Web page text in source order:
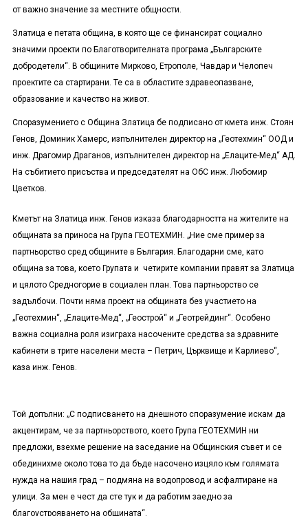
от важно значение за местните общности.
Златица е петата община, в която ще се финансират социално
значими проекти по Благотворителната програма „Българските
добродетели“. В общините Мирково, Етрополе, Чавдар и Челопеч
проектите са стартирани. Те са в областите здравеопазване,
образование и качество на живот.
Споразумението с Община Златица бе подписано от кмета инж. Стоян
Генов, Доминик Хамерс, изпълнителен директор на „Геотехмин“ ООД и
инж. Драгомир Драганов, изпълнителен директор на „Елаците-Мед“ АД.
На събитието присъства и председателят на ОбС инж. Любомир
Цветков.
Кметът на Златица инж. Генов изказа благодарността на жителите на
общината за приноса на Група ГЕОТЕХМИН. „Ние сме пример за
партньорство сред общините в България. Благодарни сме, като
община за това, което Групата и четирите компании правят за Златица
и цялото Средногорие в социален план. Това партньорство се
задълбочи. Почти няма проект на общината без участието на
„Геотехмин“, „Елаците-Мед“, „Геострой“ и „Геотрейдинг“. Особено
важна социална роля изиграха насочените средства за здравните
кабинети в трите населени места – Петрич, Църквище и Карлиево“,
каза инж. Генов.
Той допълни: „С подписването на днешното споразумение искам да
акцентирам, че за партньорството, което Група ГЕОТЕХМИН ни
предложи, взехме решение на заседание на Общинския съвет и се
обединихме около това то да бъде насочено изцяло към голямата
нужда на нашия град – подмяна на водопровод и асфалтиране на
улици. За мен е чест да сте тук и да работим заедно за
благоустрояването на общината“.